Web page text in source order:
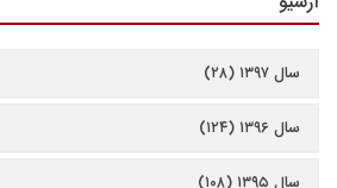
سال ۱۳۹۷ (۲۸)
سال ۱۳۹۶ (۱۲۴)
سال ۱۳۹۵ (۱۰۸)